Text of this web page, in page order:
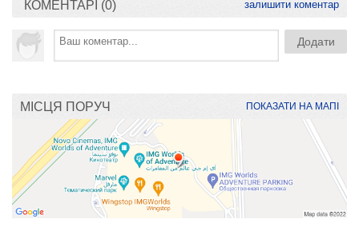
КОМЕНТАРІ (0) залишити коментар
МІСЦЯ ПОРУЧ ПОКАЗАТИ НА МАПІ